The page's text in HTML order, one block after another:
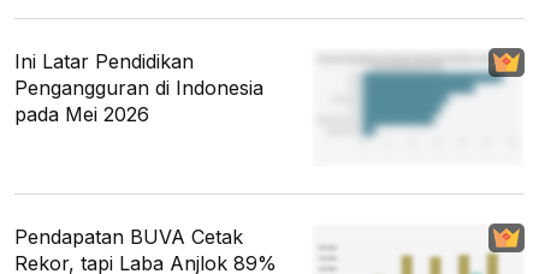
Ini Latar Pendidikan
Pengangguran di Indonesia
pada Mei 2026
Pendapatan BUVA Cetak
Rekor, tapi Laba Anjlok 89%